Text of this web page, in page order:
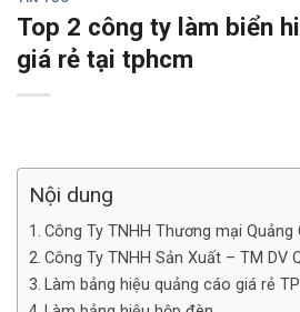
Top 2 công ty làm biển
giá rẻ tại tphcm
Nội dung
Công Ty TNHH Thương mại Quảng
Công Ty TNHH Sản Xuất – TM DV
Làm bảng hiệu quảng cáo giá rẻ